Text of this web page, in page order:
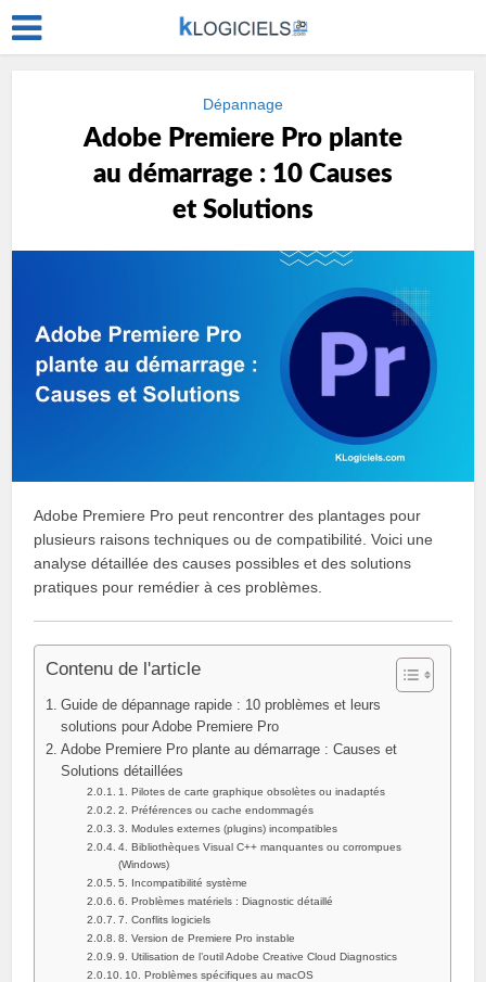
Dépannage
Adobe Premiere Pro plante
au démarrage : 10 Causes
et Solutions
Adobe Premiere Pro peut rencontrer des plantages pour
plusieurs raisons techniques ou de compatibilité. Voici une
analyse détaillée des causes possibles et des solutions
pratiques pour remédier à ces problèmes.
Contenu de l'article
Guide de dépannage rapide : 10 problèmes et leurs
solutions pour Adobe Premiere Pro
Adobe Premiere Pro plante au démarrage : Causes et
Solutions détaillées
1. Pilotes de carte graphique obsolètes ou inadaptés
2. Préférences ou cache endommagés
3. Modules externes (plugins) incompatibles
4. Bibliothèques Visual C++ manquantes ou corrompues
(Windows)
5. Incompatibilité système
6. Problèmes matériels : Diagnostic détaillé
7. Conflits logiciels
8. Version de Premiere Pro instable
9. Utilisation de l’outil Adobe Creative Cloud Diagnostics
10. Problèmes spécifiques au macOS